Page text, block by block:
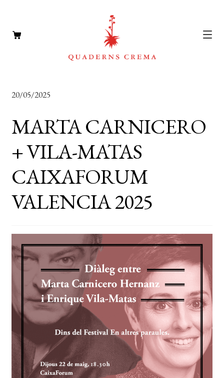
el
NOTÍCIES
L’EDITORIAL
FOREIGN RIGHTS
DISTRIBUCIÓ
EL MEU COMPTE
CERCAR
WISHLIST
20/05/2025
MARTA CARNICERO
+ VILA-MATAS
CAIXAFORUM
VALENCIA 2025